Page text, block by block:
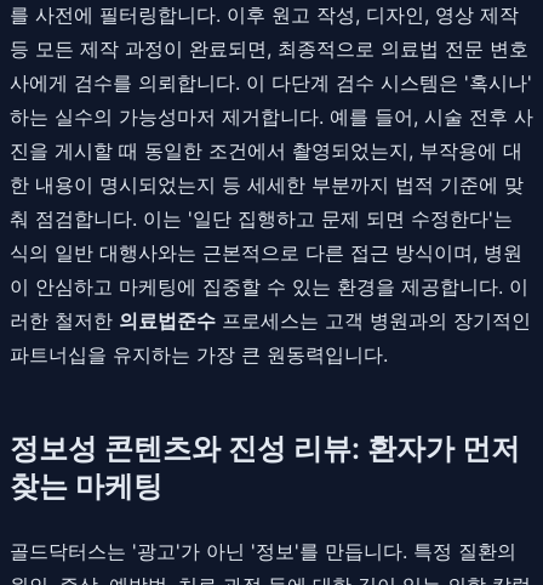
를 사전에 필터링합니다. 이후 원고 작성, 디자인, 영상 제작
등 모든 제작 과정이 완료되면, 최종적으로 의료법 전문 변호
사에게 검수를 의뢰합니다. 이 다단계 검수 시스템은 '혹시나'
하는 실수의 가능성마저 제거합니다. 예를 들어, 시술 전후 사
진을 게시할 때 동일한 조건에서 촬영되었는지, 부작용에 대
한 내용이 명시되었는지 등 세세한 부분까지 법적 기준에 맞
춰 점검합니다. 이는 '일단 집행하고 문제 되면 수정한다'는
식의 일반 대행사와는 근본적으로 다른 접근 방식이며, 병원
이 안심하고 마케팅에 집중할 수 있는 환경을 제공합니다. 이
러한 철저한 의료법준수 프로세스는 고객 병원과의 장기적인
파트너십을 유지하는 가장 큰 원동력입니다.
정보성 콘텐츠와 진성 리뷰: 환자가 먼저
찾는 마케팅
골드닥터스는 '광고'가 아닌 '정보'를 만듭니다. 특정 질환의